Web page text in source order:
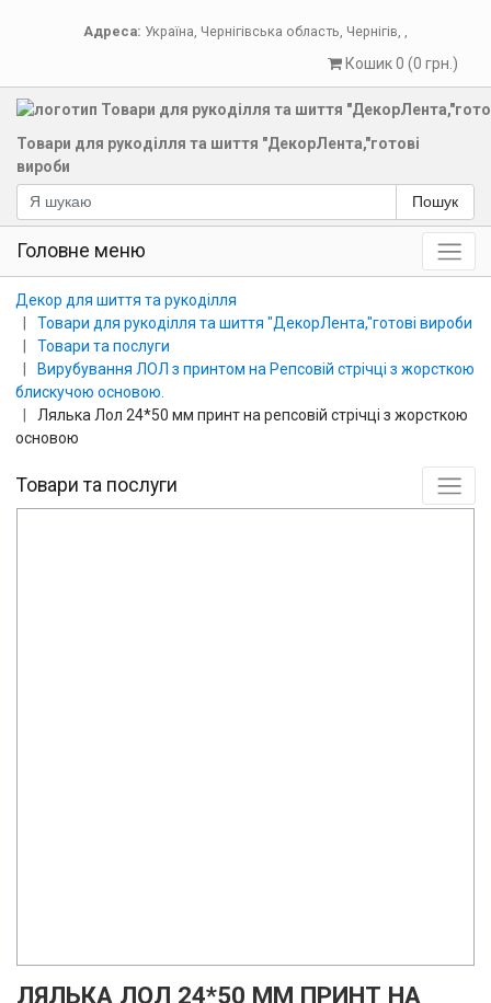
Адреса: Україна, Чернігівська область, Чернігів, ,
Кошик 0 (0 грн.)
Товари для рукоділля та шиття "ДекорЛента,"готові
вироби
Пошук
Головне меню
Декор для шиття та рукоділля
Товари для рукоділля та шиття "ДекорЛента,"готові вироби
Товари та послуги
Вирубування ЛОЛ з принтом на Репсовій стрічці з жорсткою
блискучою основою.
Лялька Лол 24*50 мм принт на репсовій стрічці з жорсткою
основою
Товари та послуги
ЛЯЛЬКА ЛОЛ 24*50 ММ ПРИНТ НА